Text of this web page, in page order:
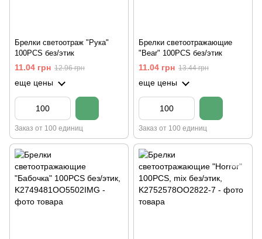
Брелки светоотраж "Рука"
100PCS без/этик
11.04 грн 12.96 грн
еще цены
Заказ от 100 единиц
Брелки светоотражающие
"Bear" 100PCS без/этик
11.04 грн 13.44 грн
еще цены
Заказ от 100 единиц